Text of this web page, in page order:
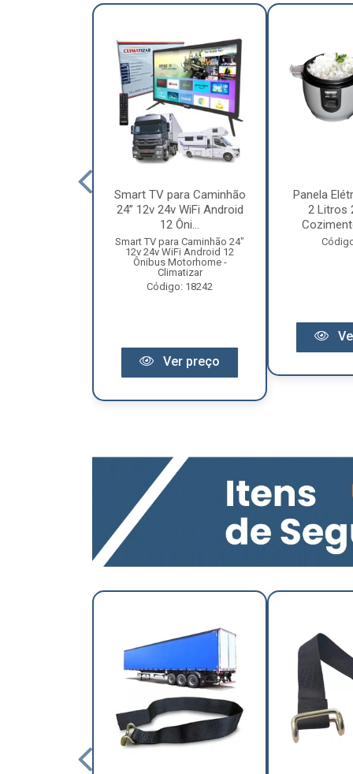
Smart TV para Caminhão
24” 12v 24v WiFi Android
12 Ôni...
Smart TV para Caminhão 24"
12v 24v WiFi Android 12
Ônibus Motorhome -
Climatizar
Código: 18242
Ver preço
Panela
2 Litros